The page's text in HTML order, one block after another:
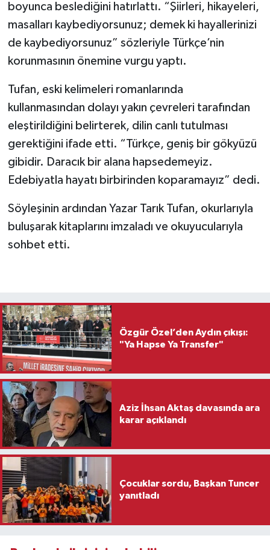
boyunca beslediğini hatırlattı. “Şiirleri, hikayeleri,
masalları kaybediyorsunuz; demek ki hayallerinizi
de kaybediyorsunuz” sözleriyle Türkçe’nin
korunmasının önemine vurgu yaptı.
Tufan, eski kelimeleri romanlarında
kullanmasından dolayı yakın çevreleri tarafından
eleştirildiğini belirterek, dilin canlı tutulması
gerektiğini ifade etti. “Türkçe, geniş bir gökyüzü
gibidir. Daracık bir alana hapsedemeyiz.
Edebiyatla hayatı birbirinden koparamayız” dedi.
Söyleşinin ardından Yazar Tarık Tufan, okurlarıyla
buluşarak kitaplarını imzaladı ve okuyucularıyla
sohbet etti.
Özgür Özel’den Aydın çıkışı:
"Ya Hapse Ya Transfer"
Aziz İhsan Aktaş davasında ara
karar açıklandı
Çocuklar sordu, Başkan Tuncer
yanıtladı